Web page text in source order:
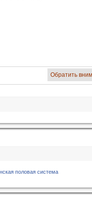
Обратить
половая система